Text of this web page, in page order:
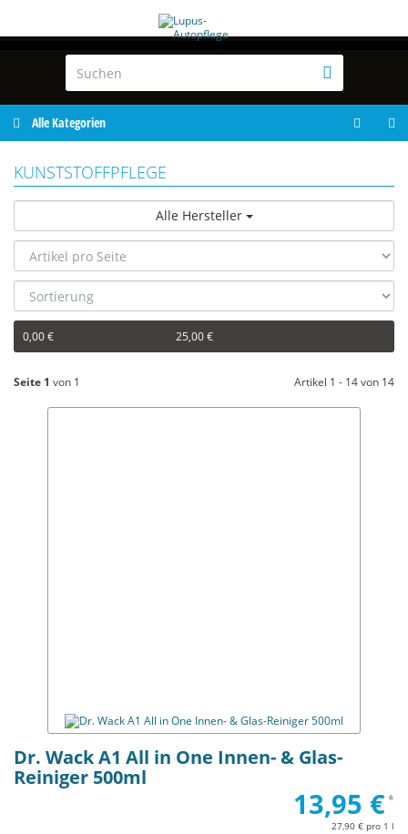
Alle Kategorien
KUNSTSTOFFPFLEGE
Alle Hersteller
0,00 € 25,00 €
Seite 1 von 1 Artikel 1 - 14 von 14
Dr. Wack A1 All in One Innen- & Glas-
Reiniger 500ml
13,95 €*
27,90 € pro 1 l